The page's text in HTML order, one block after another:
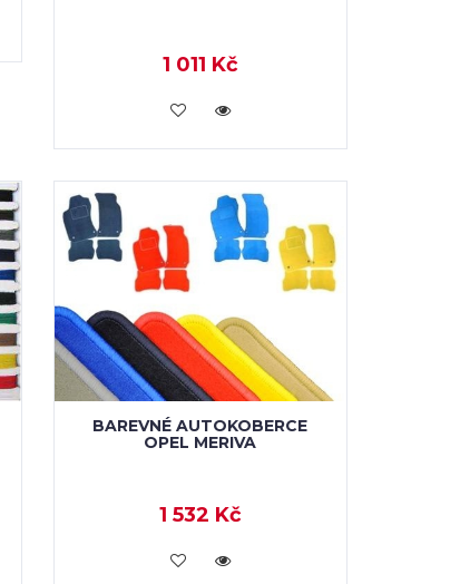
1 011 Kč
KOUPIT
BAREVNÉ AUTOKOBERCE
OPEL MERIVA
1 532 Kč
KOUPIT